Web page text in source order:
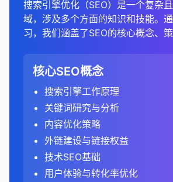
避免过度使用结构化数据或标记
总结来说，结构化数据是SEO的重要
显示丰富片段，提高点击率和转化率
化数据可以为网站带来明显的竞争优
争激烈的行业。
Microdata或RDFa）。
选择适合合你内容类型的结构
只标记页面上实际存在的内容。
避免使用误导性或不准确的标记
测试和验证：
使用相关测试工具验证标记。
在相关搜索控制台中监控结构
总结来说，丰富片段是增强强搜索结
serps对SEO的重要性：
排名目标：SEO的主要目标是提
点击率：serps中的位置和展示方
率。
可见度：在serps中占据多个位置
知识面板、图片结果等）可以提
用户体验：serps的结构和内容直
和转化率。
竞争分析：分析serps可以帮助了
确保重定向到相关内容，避免将
首页。
避免链式重定向（A → B → C），
（A → C）。
在网站迁移后，保持301重定向至
索引擎有足够的时间更新索引。
更新内部链接，指向新URL，而
监控重定向状态，确保它们正常工
在搜索控制台中提交地址地址更改
打印机友好版本：
example.com/article 和
如何实施规范URL：
添加rel="canonical"标签
在HTML头部添加link标签，指
使用HTTP头：
对于非HTML文件（如PDF），
头指定规范URL：
通过搜索控制台：
特点：
GA4更关注用户参与度，而不
览。
过10秒或触发了转化事件，也
GA4默认跟踪更多类型的互动
动、视频播放等。
两种定义的主要区别：
跟踪模型：
Universal Analytics：基于会
分析竞争对手网站的技术SEO状
度、移动友好性等。
检查他们的网站架构、URL结构
检查他们的结构化数据实施情况。
6. 分析用户体验
评估竞争对手网站的用户体验，
内容布局。
分析他们的转化率优化策略。
评估他们的移动端体验。
URL检查工具：
检查特定URL的索引状态。
了解Google如何渲染和理解页
网站地图报告：
监控提交的网站地图状态。
了解Google从网站地图中索引
3. 监控技术问题
移动可用性报告：
检查网站在移动设备上的可用性
修复移动兼容性问题，提高移
2. 分析用户行为
跳出率分析 ：
相关性和质量的反应。
比较不同页面和不同关键词的跳
高跳出率可能表明内容与用户
体验不佳。
停留时间分析：
分析有机搜索访客的平均停留时
较长的停留时间通常表明内容
技术SEO工具：Screaming Frog
PageSpeed Insights。
3. 分析数据
A. 流量分析
分析有机搜索流量的总体趋势和季
识别表现最佳的页面和关键词。
分析流量来源（如不同搜索引擎、
区）。
比较有机搜索与其他渠道的表现。
热图可以显示用户在页面上的点
布。
数据可视化可以帮助快速发现SEO
例如，通过比较不同页面的表现
现异常的页面。
通过链接概览图，可以识别潜在
4. 提高沟通效率
可视化使SEO数据和洞察更容易
和决策者。
Keyword Planner等工具的关
输入核心关键词，获取相关关
关注长尾关键词，它们通常竞
竞争对手分析：
使用SEO工具分析竞争对手排
识别竞争对手排名良好但你尚
会。
问题关键词：
查找用户在搜索中提出的问题。
这些关键词可以用于创建FAQ
容。
移动友好性工具 ：Google
Test、BrowserStack。
2. 配置审计设置
设置爬行范围：
指定要审计的域名和子域名。
设置爬行限制（如页面数量、
配置排除规则，排除不需要审
设置用户代理：
专门的外链工具：Majestic、
LinkResearchTools。
A. 基本外链指标
外链总数：网站获得的总外链数量
唯一域名数：链接到网站的唯一域
引用域与外链比例
nofollow与dofollow比例
1. 选择合适的SEO工具
内容性能分析工具：Google
Analytics。
内容优化工具：Clearscope、
Frase、Surfer SEO。
内容审计工具：Screaming Frog
SEMrush Site Audit。
关键词研究工具：SEMrush、
Keyword Explorer。
竞争分析工具：SEMrush、
键词排名、内容策略、链接概况和技
据，帮助全面了解竞争 landscape。
1. 识别主要竞争对手
直接竞争对手
：业务上的直接竞争
有机搜索竞争对手 ：在有机搜索
网站，即使它们不是直接的业务竞
使用SEO工具识别竞争对手
使用SEMrush、Ahrefs等工具
功能。
输入你的域名，工具会自动识
搜索引擎优化（SEO）是一个复杂
域，涉及多个方面的知识和技能。
习，我们涵盖了SEO的核心概念、策
核心SEO概念
搜索引擎工作原理
关键词研究与分析
内容优化策略
外链建设与链接权益
技术SEO基础
用户体验与转化率优化